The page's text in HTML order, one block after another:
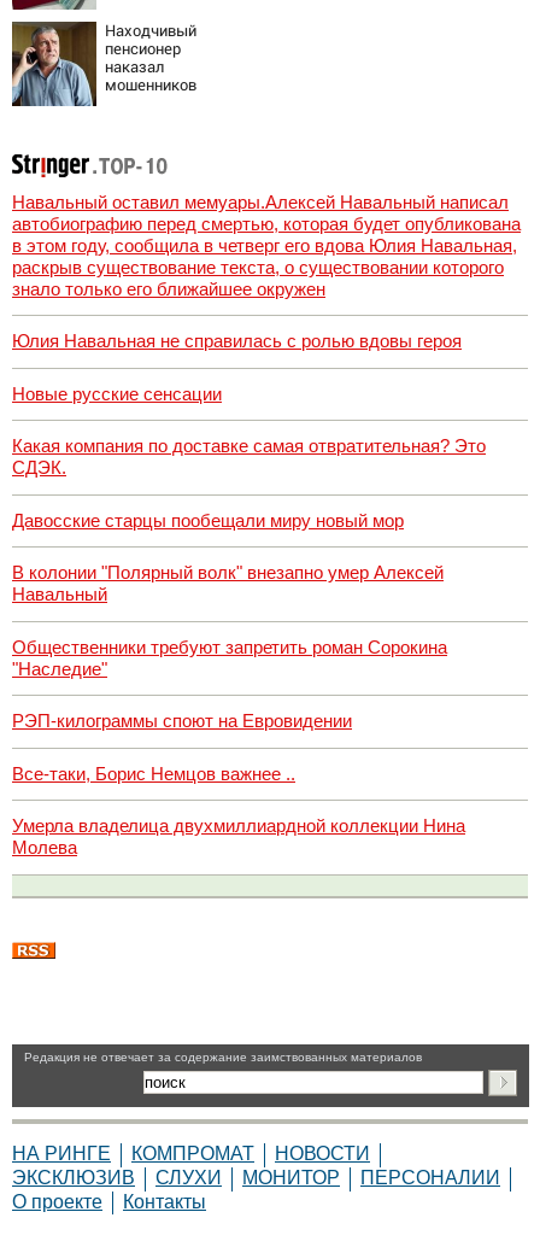
сентябре -
PrimaMedia.ru
Находчивый
пенсионер
наказал
мошенников
Навальный оставил мемуары.Алексей Навальный написал
автобиографию перед смертью, которая будет опубликована
в этом году, сообщила в четверг его вдова Юлия Навальная,
раскрыв существование текста, о существовании которого
знало только его ближайшее окружен
Юлия Навальная не справилась с ролью вдовы героя
Новые русские сенсации
Какая компания по доставке самая отвратительная? Это
СДЭК.
Давосские старцы пообещали миру новый мор
В колонии "Полярный волк" внезапно умер Алексей
Навальный
Общественники требуют запретить роман Сорокина
"Наследие"
РЭП-килограммы споют на Евровидении
Все-таки, Борис Немцов важнее ..
Умерла владелица двухмиллиардной коллекции Нина
Молева
Pедакция не отвечает за содержание заимствованных материалов
НА РИНГЕ КОМПРОМАТ
НОВОСТИ
ЭКСКЛЮЗИВ
СЛУХИ МОНИТОР
ПЕРСОНАЛИИ
О проекте
Контакты